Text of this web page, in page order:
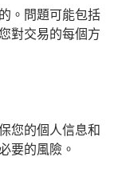
。問題可能包括
對交易的每個方
您的個人信息和
要的風險。